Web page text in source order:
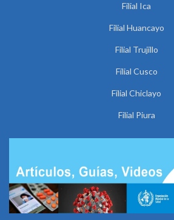
Filial Ica
Filial Huancayo
Filial Trujillo
Filial Cusco
Filial Chiclayo
Filial Piura